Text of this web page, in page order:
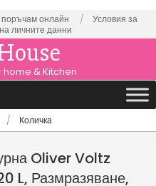
поръчам онлайн
Условия за
личните данни
home & Kitchen
Количка
Oliver Voltz
L, Размразяване,